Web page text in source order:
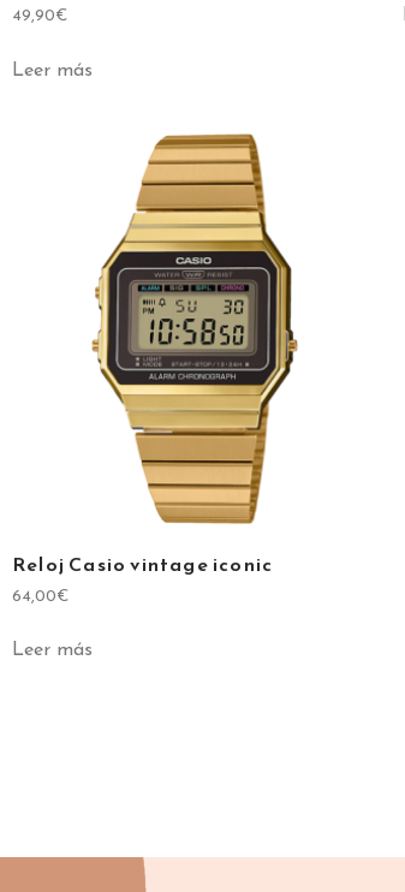
49,90€
Leer más
Reloj Casio vintage iconic
64,00€
Leer más